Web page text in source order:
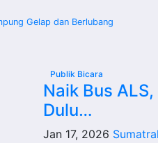
Gelap dan Berlubang
Publik Bicara
Naik Bus
Dulu…
Jan 17, 2026